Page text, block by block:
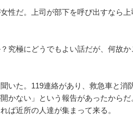
性だ。上司が部下を呼び出すなら上
究極にどうでもよい話だが、何故か
いた。119連絡があり、救急車と消
かない」という報告があったからだ
ば近所の人達が集まって来る。